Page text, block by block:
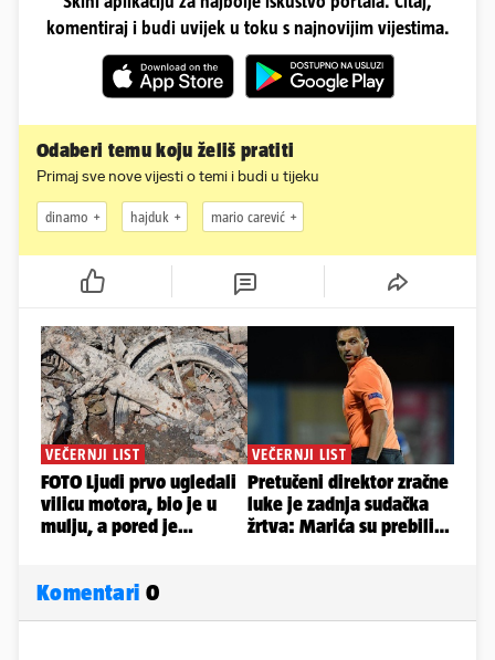
komentiraj i budi uvijek u toku s najnovijim vijestima.
Odaberi temu koju želiš pratiti
Primaj sve nove vijesti o temi i budi u tijeku
dinamo hajduk mario carević
Komentari 0